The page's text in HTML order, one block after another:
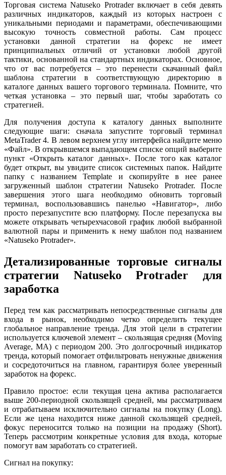
Торговая система Natuseko Protrader включает в себя девять
различных индикаторов, каждый из которых настроен с
уникальными периодами и параметрами, обеспечивающими
высокую точность совместной работы. Сам процесс
установки данной стратегии на форекс не имеет
принципиальных отличий от установки любой другой
тактики, основанной на стандартных индикаторах. Основное,
что от вас потребуется – это перенести скачанный файл
шаблона стратегии в соответствующую директорию в
каталоге данных вашего торгового терминала. Помните, что
четкая установка – это первый шаг, чтобы заработать со
стратегией.
Для получения доступа к каталогу данных выполните
следующие шаги: сначала запустите торговый терминал
MetaTrader 4. В левом верхнем углу интерфейса найдите меню
«Файл». В открывшемся выпадающем списке опций выберите
пункт «Открыть каталог данных». После того как каталог
будет открыт, вы увидите список системных папок. Найдите
папку с названиемTemplate и скопируйте в нее ранее
загруженный шаблон стратегии Natuseko Protrader. После
завершения этого шага необходимо обновить торговый
терминал, воспользовавшись панелью «Навигатор», либо
просто перезапустите всю платформу. После перезапуска вы
можете открывать четырехчасовой график любой выбранной
валютной пары и применить к нему шаблон под названием
«Natuseko Protrader».
Детализированные торговые сигналы
стратегии Natuseko Protrader для
заработка
Перед тем как рассматривать непосредственные сигналы для
входа в рынок, необходимо четко определить текущее
глобальное направление тренда. Для этой цели в стратегии
используется ключевой элемент – скользящая средняя (Moving
Average, MA) с периодом 200. Это долгосрочный индикатор
тренда, который помогает отфильтровать ненужные движения
и сосредоточиться на главном, гарантируя более уверенный
заработок на форекс.
Правило простое: если текущая цена актива располагается
выше 200-периодной скользящей средней, мы рассматриваем
и отрабатываем исключительно сигналы на покупку (Long).
Если же цена находится ниже данной скользящей средней,
фокус переносится только на позиции на продажу (Short).
Теперь рассмотрим конкретные условия для входа, которые
помогут вам заработать со стратегией.
Сигнал на покупку: